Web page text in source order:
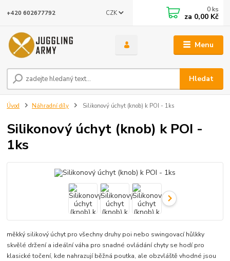
Menu
CZK
Hledat
+420 602677792 0 ks
za 0,00 Kč
Úvod Náhradní díly Silikonový úchyt (knob) k POI - 1ks
Silikonový úchyt (knob) k POI -
1ks
měkký silikový úchyt pro všechny druhy poi nebo swingovací hůlkky
skvělé držení a ideální váha pro snadné ovládání chyty se hodí pro
klasické točení, kde nahrazují běžná poutka, ale obzvláště vhodné jsou